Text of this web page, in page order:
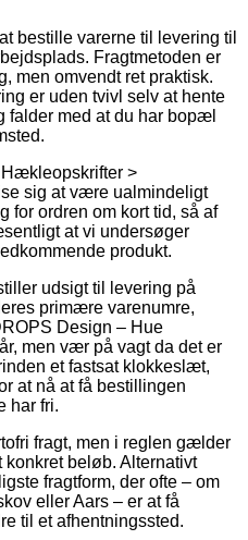
bestille varerne til levering til
Fragtmetoden er
men omvendt ret praktisk.
er uden tvivl selv at hente
falder med at du har bopæl
Hækleopskrifter >
sig at være ualmindeligt
for ordren om kort tid, så af
at vi undersøger
produkt.
udsigt til levering på
primære varenumre,
Design – Hue
men vær på vagt da det er
et fastsat klokkeslæt,
at nå at få bestillingen
har fri.
fragt, men i reglen gælder
beløb. Alternativt
fragtform, der ofte – om
eller Aars – er at få
til et afhentningssted.